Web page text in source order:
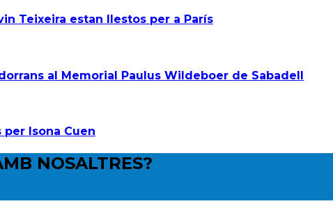
Teixeira estan llestos per a París
al Memorial Paulus Wildeboer de Sabadell
per Isona Cuen
NOSALTRES?